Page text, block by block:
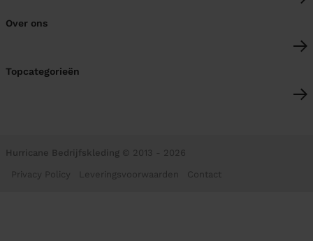
Over ons
Topcategorieën
Hurricane Bedrijfskleding © 2013 - 2026
Privacy Policy Leveringsvoorwaarden Contact